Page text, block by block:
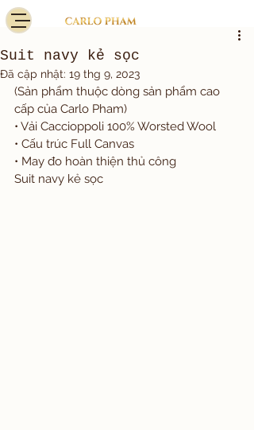
Suit navy kẻ sọc
Đã cập nhật: 19 thg 9, 2023
(Sản phẩm thuộc dòng sản phẩm cao
cấp của Carlo Pham)
• Vải Caccioppoli 100% Worsted Wool
• Cấu trúc Full Canvas
• May đo hoàn thiện thủ công
Suit navy kẻ sọc